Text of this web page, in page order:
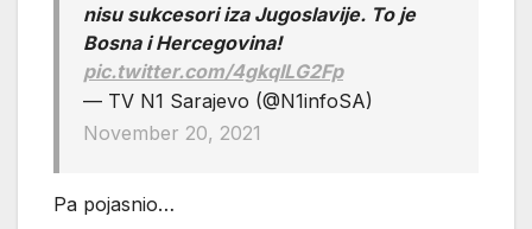
nisu sukcesori iza Jugoslavije. To je
Bosna i Hercegovina!
pic.twitter.com/4gkqILG2Fp
— TV N1 Sarajevo (@N1infoSA)
November 20, 2021
Pa pojasnio…